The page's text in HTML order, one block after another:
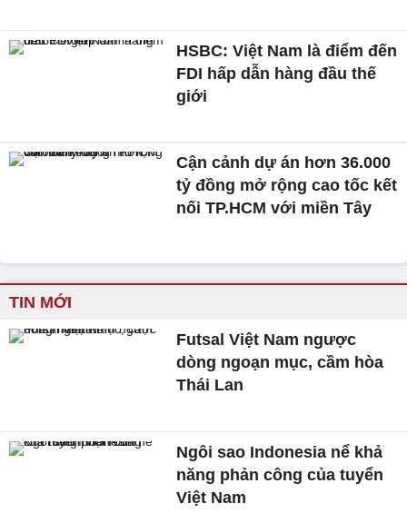
HSBC: Việt Nam là điểm đến
FDI hấp dẫn hàng đầu thế
giới
Cận cảnh dự án hơn 36.000
tỷ đồng mở rộng cao tốc kết
nối TP.HCM với miền Tây
TIN MỚI
Futsal Việt Nam ngược
dòng ngoạn mục, cầm hòa
Thái Lan
Ngôi sao Indonesia nể khả
năng phản công của tuyển
Việt Nam